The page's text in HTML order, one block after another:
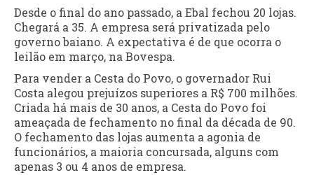
Desde o final do ano passado, a Ebal fechou 20 lojas.
Chegará a 35. A empresa será privatizada pelo
governo baiano. A expectativa é de que ocorra o
leilão em março, na Bovespa.
Para vender a Cesta do Povo, o governador Rui
Costa alegou prejuízos superiores a R$ 700 milhões.
Criada há mais de 30 anos, a Cesta do Povo foi
ameaçada de fechamento no final da década de 90.
O fechamento das lojas aumenta a agonia de
funcionários, a maioria concursada, alguns com
apenas 3 ou 4 anos de empresa.